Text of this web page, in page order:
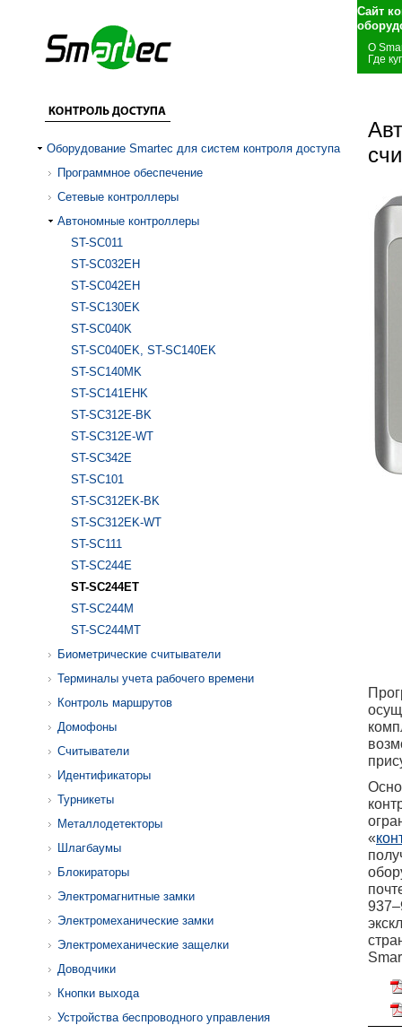
Сайт
О
Где
Оборудование Smartec для систем контроля доступа
Программное обеспечение
Сетевые контроллеры
Автономные контроллеры
ST-SC011
ST-SC032EH
ST-SC042EH
ST-SC130EK
ST-SC040K
ST-SC040EK, ST-SC140EK
ST-SC140MK
ST-SC141EHK
ST-SC312E-BK
ST-SC312E-WT
ST-SC342E
ST-SC101
ST-SC312EK-BK
ST-SC312EK-WT
ST-SC111
ST-SC244E
ST-SC244ET
ST-SC244M
ST-SC244MT
Биометрические считыватели
Терминалы учета рабочего времени
Контроль маршрутов
Домофоны
Считыватели
Идентификаторы
Турникеты
Металлодетекторы
Шлагбаумы
Блокираторы
Электромагнитные замки
Электромеханические замки
Электромеханические защелки
Доводчики
Кнопки выхода
Устройства беспроводного управления
«